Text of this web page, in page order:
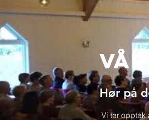
Hør på
Vi tar opptak